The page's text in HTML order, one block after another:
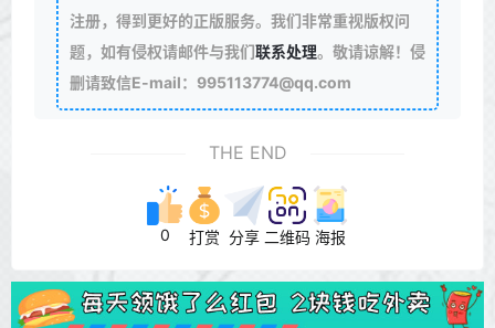
注册，得到更好的正版服务。我们非常重视版权问
题，如有侵权请邮件与我们联系处理。敬请谅解！侵
删请致信E-mail：995113774@qq.com
THE END
0 打赏 分享 二维码 海报